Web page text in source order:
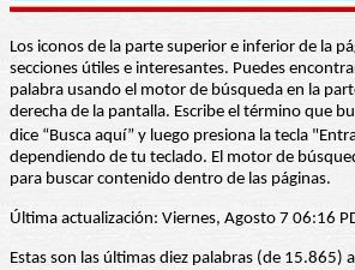
Los iconos de la parte superior e inferior de la
secciones útiles e interesantes. Puedes
palabra usando el motor de búsqueda en la
derecha de la pantalla. Escribe el término que
dice “Busca aquí” y luego presiona la tecla
dependiendo de tu teclado. El motor de
para buscar contenido dentro de las páginas.
Última actualización: Viernes, Agosto 7 06:16
Estas son las últimas diez palabras (de 15.865)